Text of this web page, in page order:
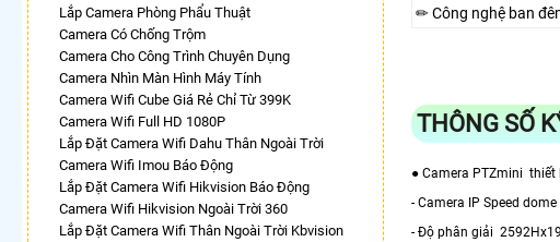
Lắp Camera Phòng Phẩu Thuật
Camera Có Chống Trộm
Camera Cho Công Trình Chuyên Dụng
Camera Nhìn Màn Hình Máy Tính
Camera Wifi Cube Giá Rẻ Chỉ Từ 399K
Camera Wifi Full HD 1080P
Lắp Đặt Camera Wifi Dahu Thân Ngoài Trời
Camera Wifi Imou Báo Động
Lắp Đặt Camera Wifi Hikvision Báo Động
Camera Wifi Hikvision Ngoài Trời 360
Lắp Đặt Camera Wifi Thân Ngoài Trời Kbvision
✏ Công nghệ ban
THÔNG SỐ
● Camera PTZmini thiết
- Camera IP Speed
- Độ phân giải